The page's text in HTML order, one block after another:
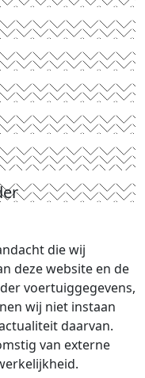
die wij
deze website en de
voertuiggegevens,
wij niet instaan
daarvan.
van externe